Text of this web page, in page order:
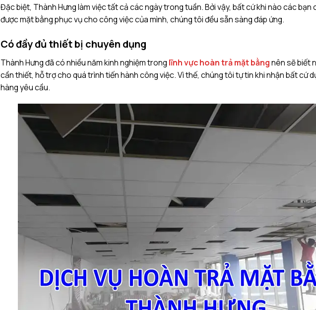
Đặc biệt, Thành Hưng làm việc tất cả các ngày trong tuần. Bởi vậy, bất cứ khi nào các bạn
được mặt bằng phục vụ cho công việc của mình, chúng tôi đều sẵn sàng đáp ứng.
Có đầy đủ thiết bị chuyên dụng
Thành Hưng đã có nhiều năm kinh nghiệm trong lĩnh vực hoàn trả mặt bằngnên sẽ biết
cần thiết, hỗ trợ cho quá trình tiến hành công việc. Vì thế, chúng tôi tự tin khi nhận bất cứ
hàng yêu cầu.